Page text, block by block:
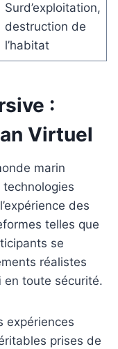
Surd’exploitation,
destruction de
l’habitat
:
Virtuel
marin
des
telles que
se
réalistes
en toute sécurité.
expériences
prises de